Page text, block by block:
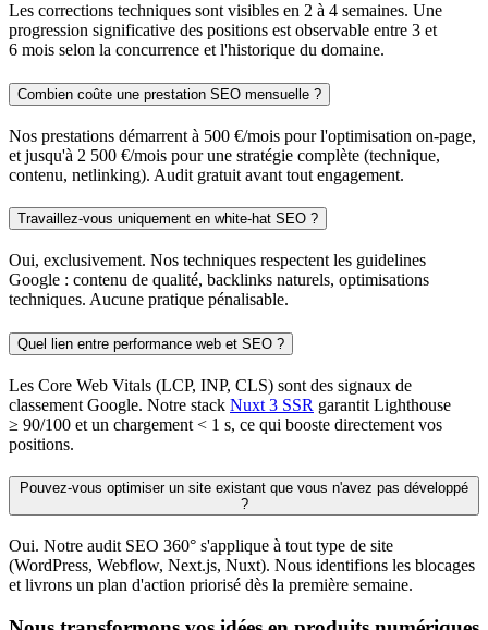
Les corrections techniques sont visibles en 2 à 4 semaines. Une
progression significative des positions est observable entre 3 et
6 mois selon la concurrence et l'historique du domaine.
Combien coûte une prestation SEO mensuelle ?
Nos prestations démarrent à 500 €/mois pour l'optimisation on-page,
et jusqu'à 2 500 €/mois pour une stratégie complète (technique,
contenu, netlinking). Audit gratuit avant tout engagement.
Travaillez-vous uniquement en white-hat SEO ?
Oui, exclusivement. Nos techniques respectent les guidelines
Google : contenu de qualité, backlinks naturels, optimisations
techniques. Aucune pratique pénalisable.
Quel lien entre performance web et SEO ?
Les Core Web Vitals (LCP, INP, CLS) sont des signaux de
classement Google. Notre stack Nuxt 3 SSR garantit Lighthouse
≥ 90/100 et un chargement < 1 s, ce qui booste directement vos
positions.
Pouvez-vous optimiser un site existant que vous n'avez pas développé
?
Oui. Notre audit SEO 360° s'applique à tout type de site
(WordPress, Webflow, Next.js, Nuxt). Nous identifions les blocages
et livrons un plan d'action priorisé dès la première semaine.